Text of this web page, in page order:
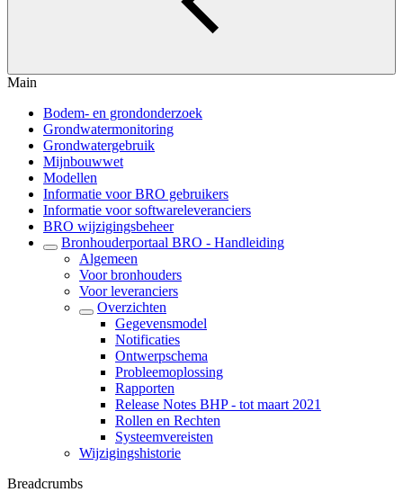
Main
Bodem- en grondonderzoek
Grondwatermonitoring
Grondwatergebruik
Mijnbouwwet
Modellen
Informatie voor BRO gebruikers
Informatie voor softwareleveranciers
BRO wijzigingsbeheer
Bronhouderportaal BRO - Handleiding
Algemeen
Voor bronhouders
Voor leveranciers
Overzichten
Gegevensmodel
Notificaties
Ontwerpschema
Probleemoplossing
Rapporten
Release Notes BHP - tot maart 2021
Rollen en Rechten
Systeemvereisten
Wijzigingshistorie
Breadcrumbs